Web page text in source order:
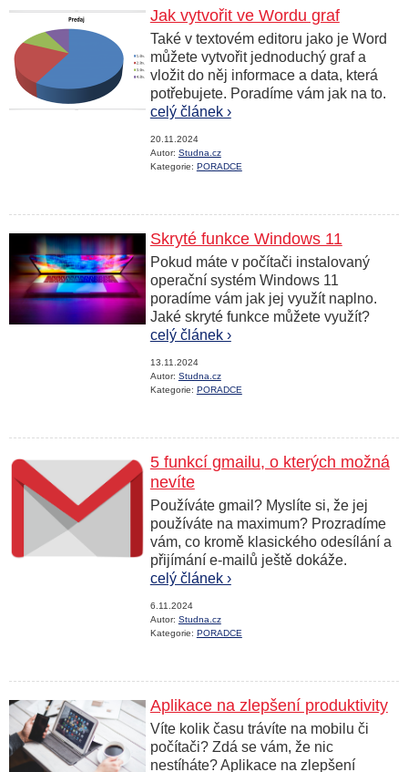
Jak vytvořit ve Wordu graf
Také v textovém editoru jako je Word
můžete vytvořit jednoduchý graf a
vložit do něj informace a data, která
potřebujete. Poradíme vám jak na to.
celý článek ›
20.11.2024
Autor: Studna.cz
Kategorie: PORADCE
Skryté funkce Windows 11
Pokud máte v počítači instalovaný
operační systém Windows 11
poradíme vám jak jej využít naplno.
Jaké skryté funkce můžete využít?
celý článek ›
13.11.2024
Autor: Studna.cz
Kategorie: PORADCE
5 funkcí gmailu, o kterých možná
nevíte
Používáte gmail? Myslíte si, že jej
používáte na maximum? Prozradíme
vám, co kromě klasického odesílání a
přijímání e-mailů ještě dokáže.
celý článek ›
6.11.2024
Autor: Studna.cz
Kategorie: PORADCE
Aplikace na zlepšení produktivity
Víte kolik času trávíte na mobilu či
počítači? Zdá se vám, že nic
nestíháte? Aplikace na zlepšení